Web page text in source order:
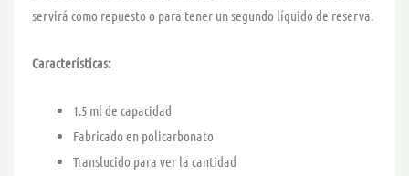
servirá como repuesto o para tener un segundo líquido de reserva.
Características:
1.5 ml de capacidad
Fabricado en policarbonato
Translucido para ver la cantidad